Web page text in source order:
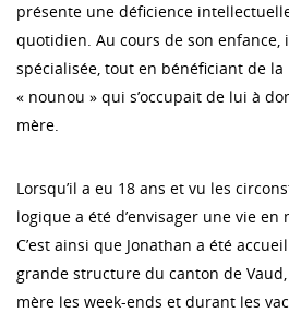
présente une déficience
quotidien. Au cours de son
spécialisée, tout en bénéficiant de la
« nounou » qui s’occupait de lui à
mère.
Lorsqu’il a eu 18 ans et vu les
logique a été d’envisager une vie
C’est ainsi que Jonathan a été
grande structure du canton de
mère les week-ends et durant les